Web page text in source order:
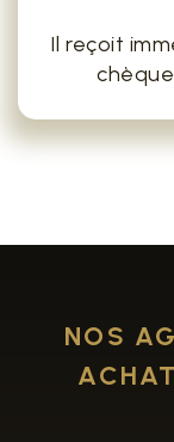
Il reçoit
NOS